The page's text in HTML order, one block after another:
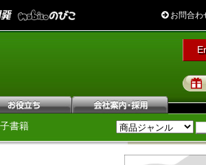
お問合わ
書籍